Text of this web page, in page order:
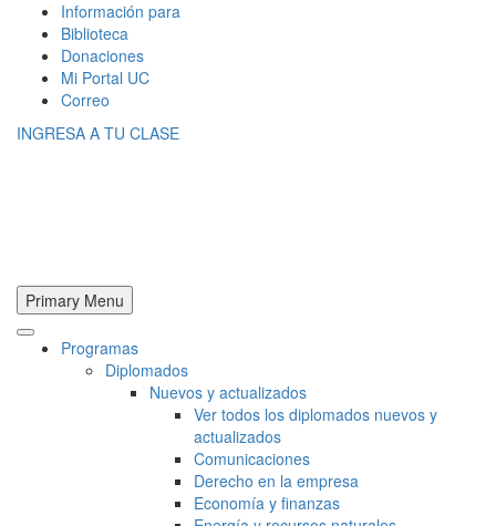
Información para
Biblioteca
Donaciones
Mi Portal UC
Correo
INGRESA A TU CLASE
Primary Menu
Programas
Diplomados
Nuevos y actualizados
Ver todos los diplomados nuevos y
actualizados
Comunicaciones
Derecho en la empresa
Economía y finanzas